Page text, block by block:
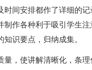
间安排都作了详细的
作各种利于吸引学生
识要点，归纳成集。
使讲解清晰化，条理